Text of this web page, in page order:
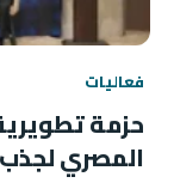
فعاليات
حزمة
المصري